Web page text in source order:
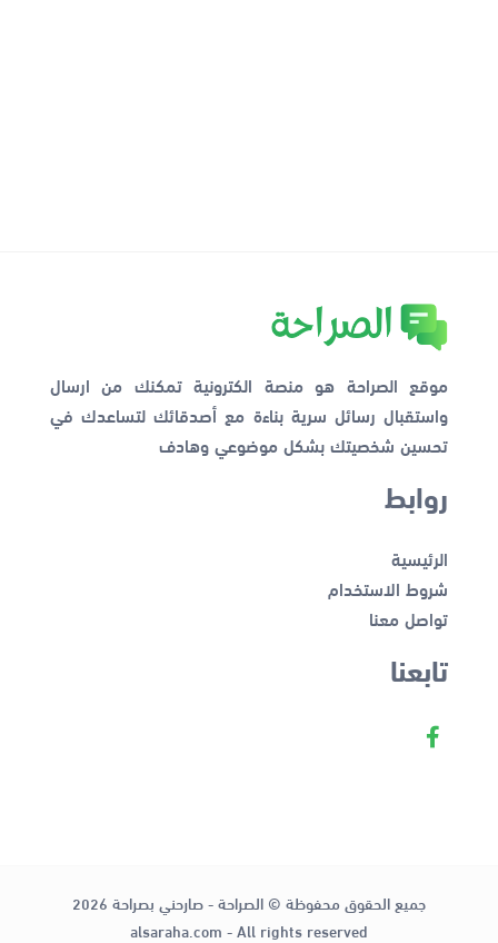
موقع الصراحة هو منصة الكترونية تمكنك من ارسال
واستقبال رسائل سرية بناءة مع أصدقائك لتساعدك في
تحسين شخصيتك بشكل موضوعي وهادف
روابط
الرئيسية
شروط الاستخدام
تواصل معنا
تابعنا
جميع الحقوق محفوظة © الصراحة - صارحني بصراحة 2026
alsaraha.com - All rights reserved